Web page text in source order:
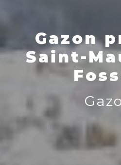
Gazon
Saint-